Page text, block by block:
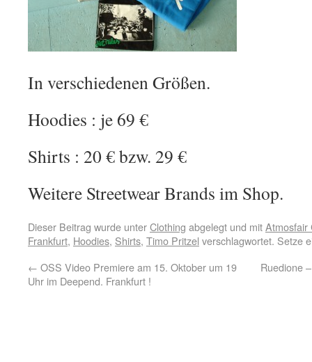
In verschiedenen Größen.
Hoodies : je 69 €
Shirts : 20 € bzw. 29 €
Weitere Streetwear Brands im Shop.
Dieser Beitrag wurde unterClothing abgelegt und mitAtmosfair
Frankfurt, Hoodies, Shirts, Timo Pritzel verschlagwortet. Setze
← OSS Video Premiere am 15. Oktober um 19
Uhr im Deepend. Frankfurt !
Ruedione